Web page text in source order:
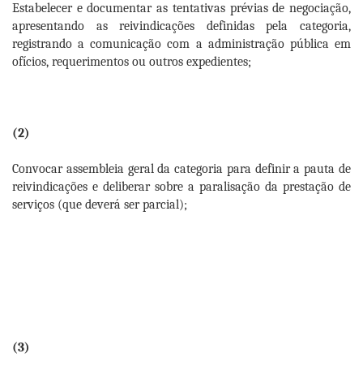
Estabelecer e documentar as tentativas prévias de negociação,
apresentando as reivindicações definidas pela categoria,
registrando a comunicação com a administração pública em
ofícios, requerimentos ou outros expedientes;
(2)
Convocar assembleia geral da categoria para definir a pauta de
reivindicações e deliberar sobre a paralisação da prestação de
serviços (que deverá ser parcial);
(3)